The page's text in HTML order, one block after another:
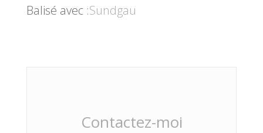
Balisé avec :Sundgau
Contactez-moi